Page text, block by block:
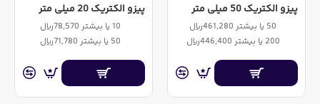
پیزو الکتریک 50 میلی متر
50 یا بیشتر 461,280ریال
200 یا بیشتر 446,400ریال
پیزو الکتریک 20 میلی متر
10 یا بیشتر 78,570ریال
50 یا بیشتر 71,780ریال